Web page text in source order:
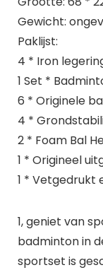
Gewicht:
Paklijst:
4 * Iron
1 Set *
6 * Originele
4 *
2 * Foam Bal
1 * Origineel
1 * Vetgedrukt
1, geniet van
badminton in
sportset is